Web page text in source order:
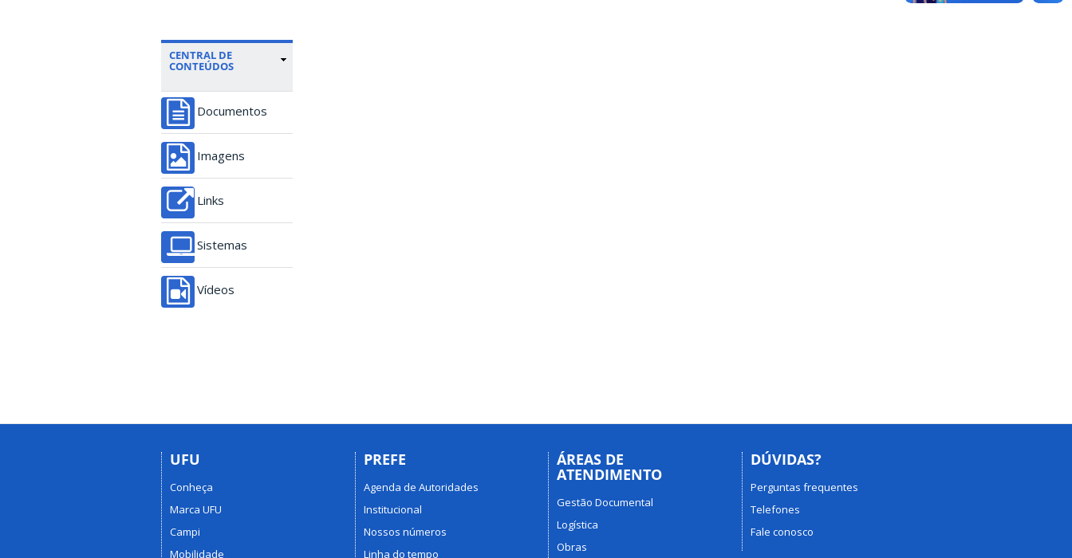
CENTRAL DE
CONTEÚDOS
Documentos
Imagens
Links
Sistemas
Vídeos
UFU
Conheça
Marca UFU
Campi
Mobilidade
PREFE
Agenda de Autoridades
Institucional
Nossos números
Linha do tempo
ÁREAS DE
ATENDIMENTO
Gestão Documental
Logística
Obras
DÚVIDAS?
Perguntas frequentes
Telefones
Fale conosco